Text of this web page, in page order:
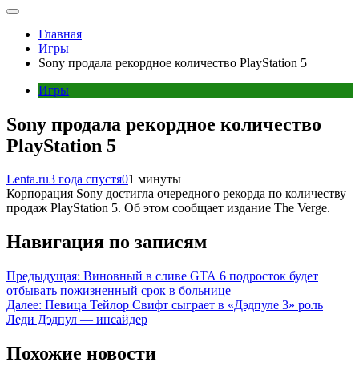
Главная
Игры
Sony продала рекордное количество PlayStation 5
Игры
Sony продала рекордное количество
PlayStation 5
Lenta.ru3 года спустя01 минуты
Корпорация Sony достигла очередного рекорда по количеству
продаж PlayStation 5. Об этом сообщает издание The Verge.
Навигация по записям
Предыдущая: Виновный в сливе GTA 6 подросток будет
отбывать пожизненный срок в больнице
Далее: Певица Тейлор Свифт сыграет в «Дэдпуле 3» роль
Леди Дэдпул — инсайдер
Похожие новости